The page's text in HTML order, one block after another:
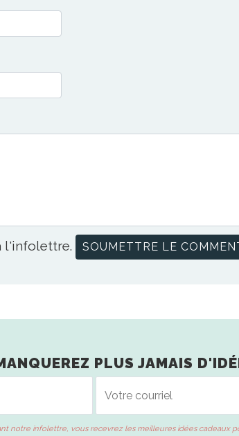
l'infolettre.
PLUS JAMAIS
notre infolettre, vous recevrez les meilleures idées cadeaux